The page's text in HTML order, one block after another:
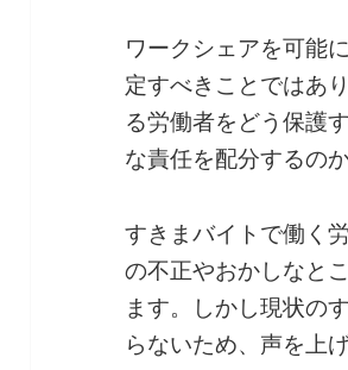
ワークシェアを可能
定すべきことではあ
る労働者をどう保護
な責任を配分するの
すきまバイトで働く
の不正やおかしなと
ます。しかし現状の
らないため、声を上